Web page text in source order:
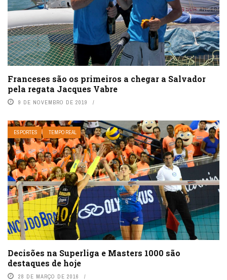
Franceses são os primeiros a chegar a Salvador
pela regata Jacques Vabre
9 DE NOVEMBRO DE 2019
ESPORTES TEMPO REAL
Decisões na Superliga e Masters 1000 são
destaques de hoje
28 DE MARÇO DE 2016